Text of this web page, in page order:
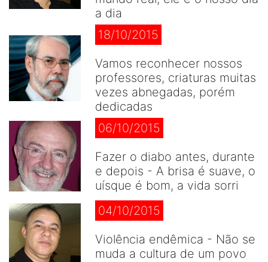
a dia
18/10/2015
Vamos reconhecer nossos
professores, criaturas muitas
vezes abnegadas, porém
dedicadas
06/10/2015
Fazer o diabo antes, durante
e depois - A brisa é suave, o
uísque é bom, a vida sorri
04/10/2015
Violência endêmica - Não se
muda a cultura de um povo